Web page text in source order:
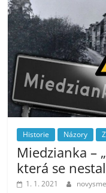
Historie Názory
Miedzianka –
která se
1. 1. 2021